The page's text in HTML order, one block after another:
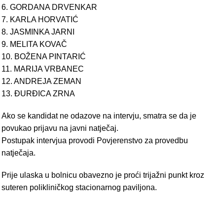
6. GORDANA DRVENKAR
7. KARLA HORVATIĆ
8. JASMINKA JARNI
9. MELITA KOVAČ
10. BOŽENA PINTARIĆ
11. MARIJA VRBANEC
12. ANDREJA ZEMAN
13. ĐURĐICA ZRNA
Ako se kandidat ne odazove na intervju, smatra se da je
povukao prijavu na javni natječaj.
Postupak intervjua provodi Povjerenstvo za provedbu
natječaja.
Prije ulaska u bolnicu obavezno je proći trijažni punkt kroz
suteren polikliničkog stacionarnog paviljona.